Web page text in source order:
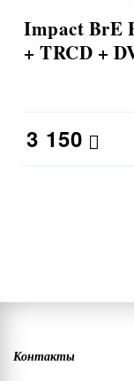
Impact BrE
+ TRCD +
3 150
Контакты